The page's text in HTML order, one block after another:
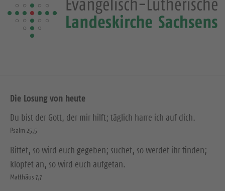
Die Losung von heute
Du bist der Gott, der mir hilft; täglich harre ich auf dich.
Psalm 25,5
Bittet, so wird euch gegeben; suchet, so werdet ihr finden;
klopfet an, so wird euch aufgetan.
Matthäus 7,7